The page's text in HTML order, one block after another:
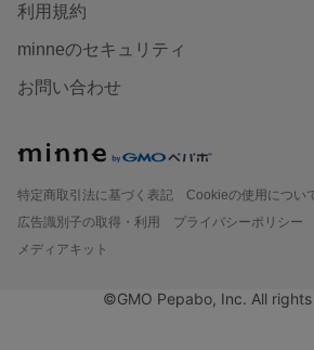
利用規約
minneのセキュリティ
お問い合わせ
特定商取引法に基づく表記
Cookieの使用につい
広告識別子の取得・利用
プライバシーポリシー
メディアキット
©GMO Pepabo, Inc. All